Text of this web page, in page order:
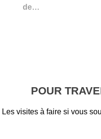
de…
POUR
Les visites à faire si vous